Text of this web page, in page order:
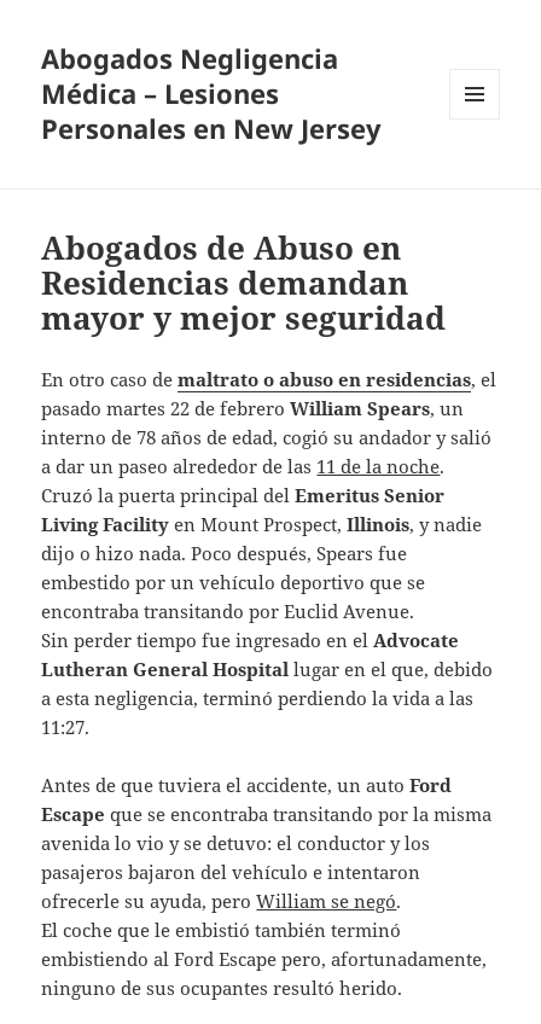
Abogados Negligencia
Médica – Lesiones
Personales en New Jersey
Abogados de Abuso en
Residencias demandan
mayor y mejor seguridad
En otro caso demaltrato o abuso en residencias, el
pasado martes 22 de febreroWilliam Spears, un
interno de 78 años de edad, cogió su andador y salió
a dar un paseo alrededor de las 11 de la noche.
Cruzó la puerta principal delEmeritus Senior
Living Facility en Mount Prospect,Illinois, y nadie
dijo o hizo nada. Poco después, Spears fue
embestido por un vehículo deportivo que se
encontraba transitando por Euclid Avenue.
Sin perder tiempo fue ingresado en elAdvocate
Lutheran General Hospital lugar en el que, debido
a esta negligencia, terminó perdiendo la vida a las
11:27.
Antes de que tuviera el accidente, un autoFord
Escape que se encontraba transitando por la misma
avenida lo vio y se detuvo: el conductor y los
pasajeros bajaron del vehículo e intentaron
ofrecerle su ayuda, peroWilliam se negó.
El coche que le embistió también terminó
embistiendo al Ford Escape pero, afortunadamente,
ninguno de sus ocupantes resultó herido.